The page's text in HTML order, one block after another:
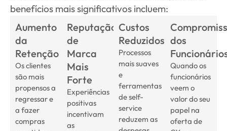
benefícios mais significativos incluem:
Aumento
da
Retenção
Os clientes
são mais
propensos a
regressar e
a fazer
compras
Reputação
de
Marca
Mais
Forte
Experiências
positivas
incentivam
as
Custos
Reduzidos
Processos
mais suaves
e
ferramentas
de self-
service
reduzem as
dos
Quando os
funcionários
veem o
valor do seu
papel na
oferta de